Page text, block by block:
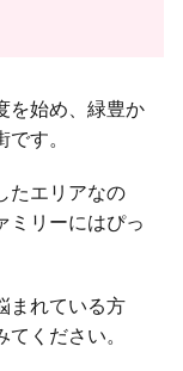
を始め、緑豊か
す。
たエリアなの
ミリーにはぴっ
まれている方
ください。